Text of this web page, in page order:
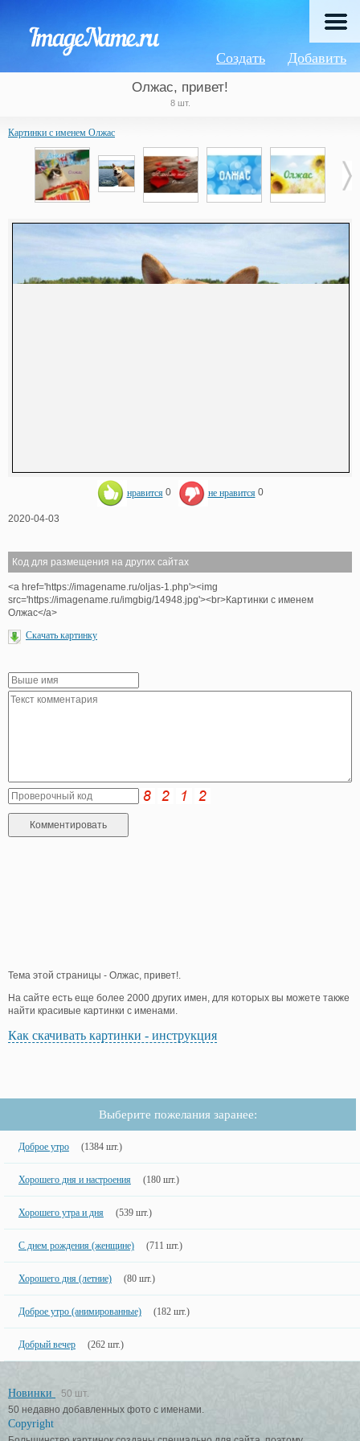
Добавить
Создать
Олжас, привет!
8 шт.
Картинки с именем Олжас
нравится 0 не нравится 0
2020-04-03
Код для размещения на других сайтах
<a href='https://imagename.ru/oljas-1.php'><img
src='https://imagename.ru/imgbig/14948.jpg'><br>Картинки с именем
Олжас</a>
Скачать картинку
Тема этой страницы - Олжас, привет!.
На сайте есть еще более 2000 других имен, для которых вы можете также
найти красивые картинки с именами.
Как скачивать картинки - инструкция
Выберите пожелания заранее:
Доброе утро (1384 шт.)
Хорошего дня и настроения (180 шт.)
Хорошего утра и дня (539 шт.)
С днем рождения (женщине) (711 шт.)
Хорошего дня (летние) (80 шт.)
Доброе утро (анимированные) (182 шт.)
Добрый вечер (262 шт.)
Новинки
50 шт.
50 недавно добавленных фото с именами.
Copyright